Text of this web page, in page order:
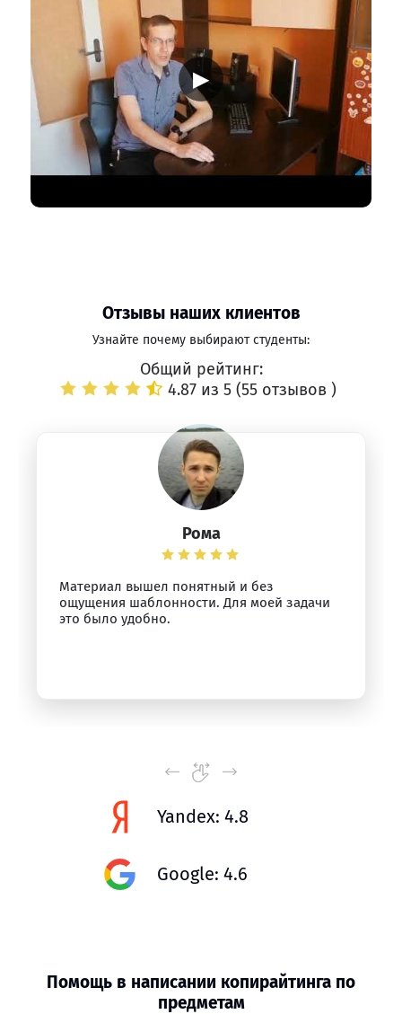
▶
Отзывы наших клиентов
Узнайте почему выбирают студенты:
Общий рейтинг:
4.87 из 5 (55 отзывов )
Рома
Материал вышел понятный и без
ощущения шаблонности. Для моей задачи
это было удобно.
Yandex: 4.8
Google: 4.6
Помощь в написании копирайтинга по
предметам